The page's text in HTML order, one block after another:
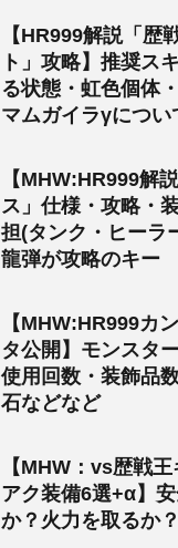
【HR999解説「歴
ト」攻略】推奨ス
る状態・虹色個体
マムガイラγについ
【MHW:HR999解
ス」仕様・攻略・
担(タンク・ヒーラ
龍弾が攻略のキー
【MHW:HR999カ
タ公開】モンスタ
使用回数・装飾品
石などなど
【MHW：vs歴戦
アク装備6選+α】
か？火力を取るか？